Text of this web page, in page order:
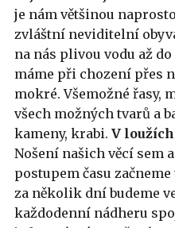
je nám většinou
zvláštní neviditelní
na nás plivou vodu až
máme při chození přes
mokré. Všemožné řasy,
všech možných tvarů a
kameny, krabi. V
Nošení našich věcí sem
postupem času
za několik dní budeme
každodenní nádheru